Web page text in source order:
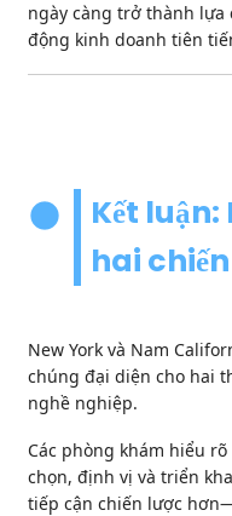
ngày càng trở thành lựa
động kinh doanh tiên
Kết
hai
New York và Nam
chúng đại diện cho hai
nghề nghiệp.
Các phòng khám hiểu
chọn, định vị và triển
tiếp cận chiến lược